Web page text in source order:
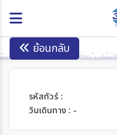
ย้อนกลับ
รหัสทัวร์ :
วันเดินทาง : -